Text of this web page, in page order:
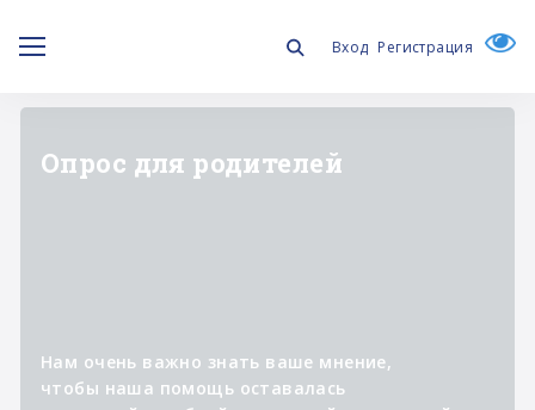
Вход Регистрация
"ЛИЧНОЕ ДЕЛО"
реализации программ фонда,